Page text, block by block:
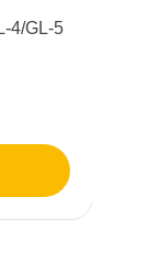
4/GL-5